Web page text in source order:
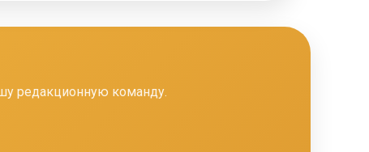
редакционную команду.